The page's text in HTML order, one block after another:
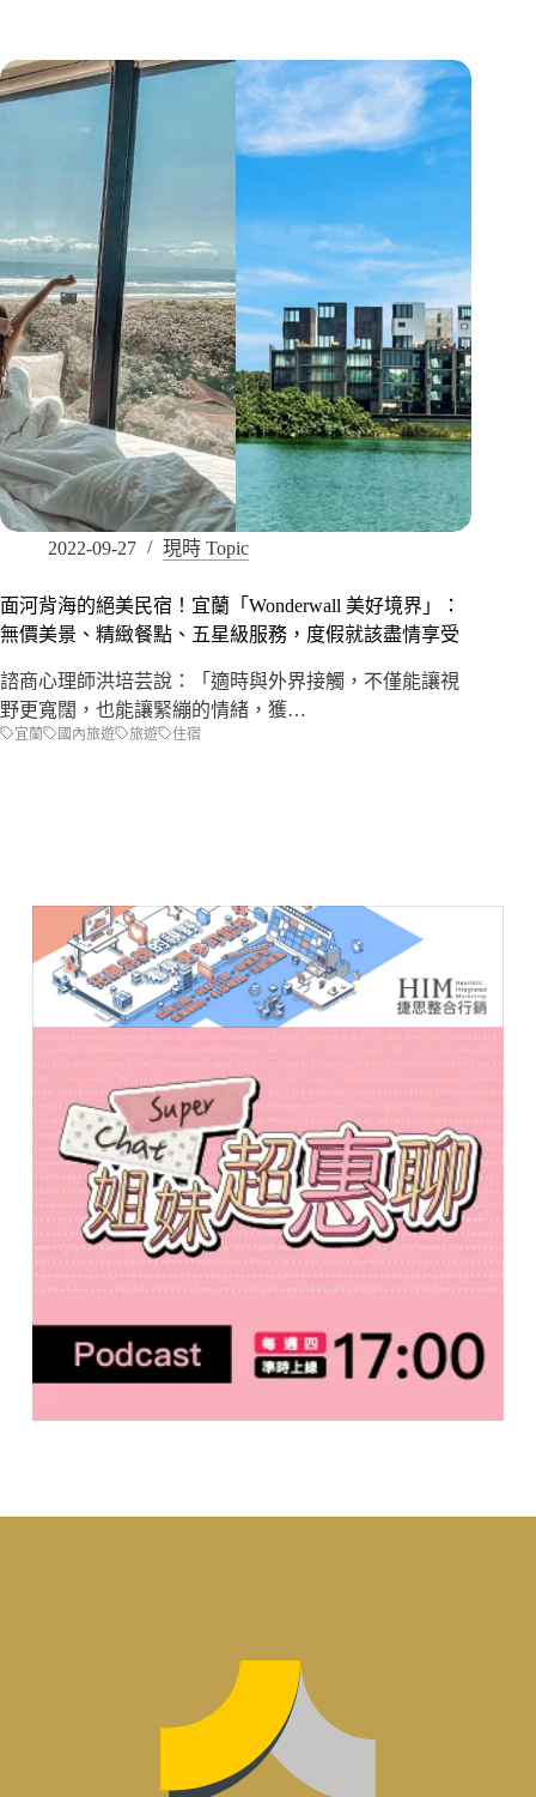
2022-09-27 現時 Topic
面河背海的絕美民宿！宜蘭「Wonderwall 美好境界」：
無價美景、精緻餐點、五星級服務，度假就該盡情享受
諮商心理師洪培芸說：「適時與外界接觸，不僅能讓視
野更寬闊，也能讓緊繃的情緒，獲…
宜蘭 國內旅遊 旅遊 住宿